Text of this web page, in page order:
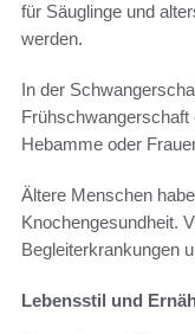
für Säuglinge und
werden.
In der
Hebamme oder
Ältere Menschen
Knochengesundheit.
Begleiterkrankungen
Lebensstil und